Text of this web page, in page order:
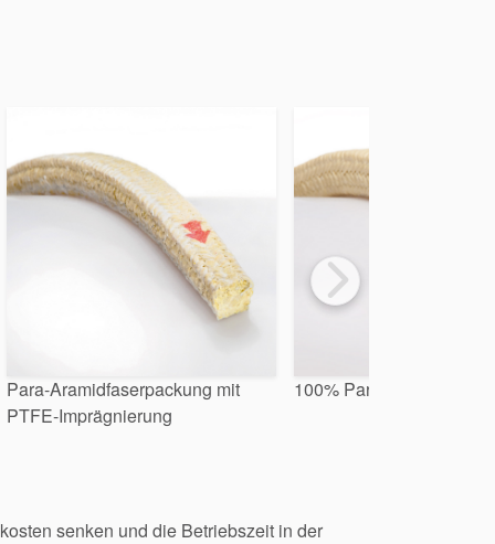
Para-Aramidfaserpackung mit
PTFE-Imprägnierung
100% ParaAramid-
senken und die Betriebszeit in der